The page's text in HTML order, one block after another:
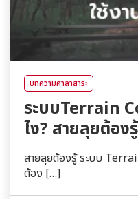
บทความศาลาสาระ
ระบบTerrain
ไง? สายลุยต้องรู้
สายลุยต้องรู้ ระบบ
ต้อง […]